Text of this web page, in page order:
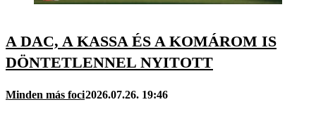
A DAC, A KASSA ÉS A KOMÁROM IS
DÖNTETLENNEL NYITOTT
Minden más foci2026.07.26. 19:46